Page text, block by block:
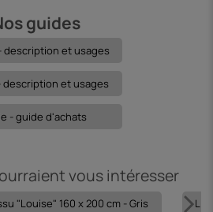
guides
description et usages
description et usages
- guide d'achats
vous intéresser
"Louise" 160 x 200 cm - Gris Lit